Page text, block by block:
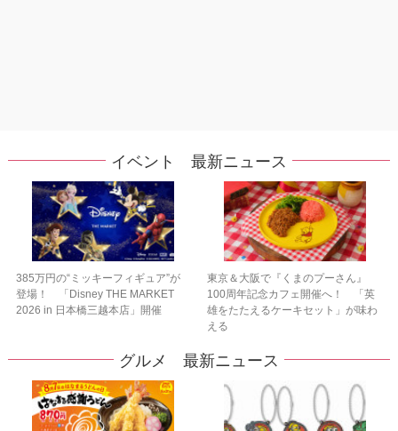
イベント 最新ニュース
385万円の“ミッキーフィギュア”が
登場！ 「Disney THE MARKET
2026 in 日本橋三越本店」開催
東京＆大阪で『くまのプーさん』
100周年記念カフェ開催へ！ 「英
雄をたたえるケーキセット」が味わ
える
グルメ 最新ニュース